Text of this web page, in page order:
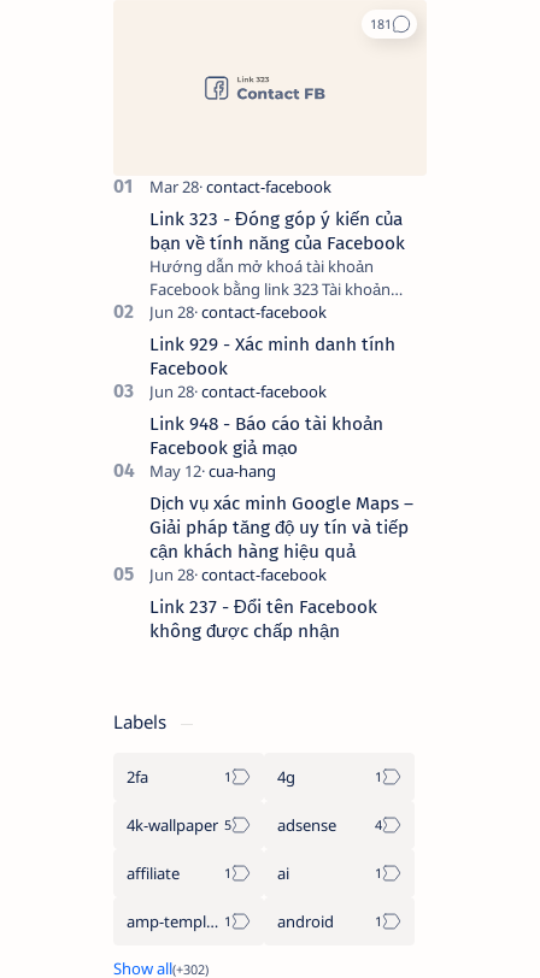
Link 323 - Đóng góp ý kiến của
bạn về tính năng của Facebook
Hướng dẫn mở khoá tài khoản
Facebook bằng link 323 Tài khoản
Facebook bị vô hiệu hóa có thể do
nhiều nguyên nhân, do bạn đăng bài
hay thực hiện…
Link 929 - Xác minh danh tính
Facebook
Link 948 - Báo cáo tài khoản
Facebook giả mạo
Dịch vụ xác minh Google Maps –
Giải pháp tăng độ uy tín và tiếp
cận khách hàng hiệu quả
Link 237 - Đổi tên Facebook
không được chấp nhận
Labels
2fa 4g
4k-wallpaper adsense
affiliate ai
amp-template android